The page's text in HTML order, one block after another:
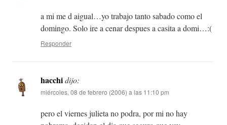
a mi me d aigual…yo trabajo tanto sabado como el
domingo. Solo ire a cenar despues a casita a domi…:(
Responder
hacchidijo:
miércoles, 08 de febrero (2006) a las 11:10 pm
pero el viernes julieta no podra, por mi no hay